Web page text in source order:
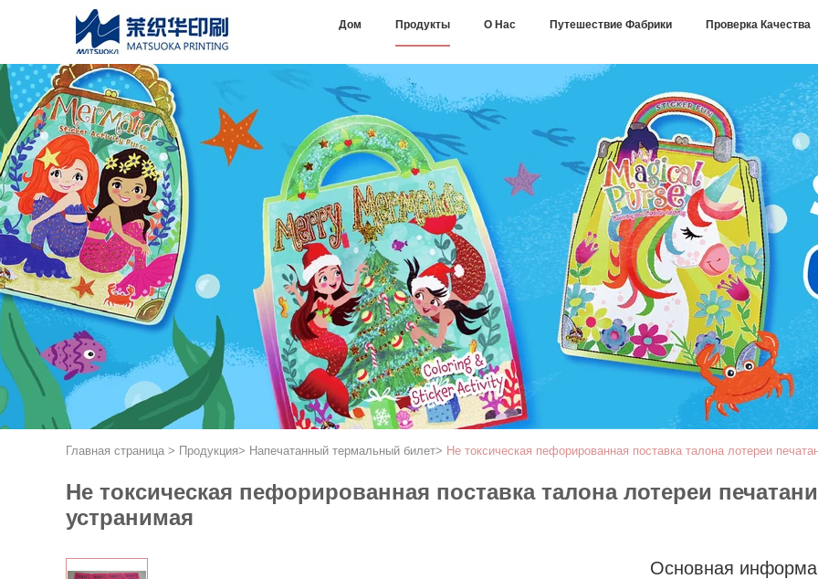
Дом Продукты О Нас Путешествие Фабрики Проверка Качества
Главная страница > Продукция> Напечатанный термальный билет> Не токсическая пефорированная поставка талона лотереи
Не токсическая пефорированная поставка талона лотереи
устранимая
Основная